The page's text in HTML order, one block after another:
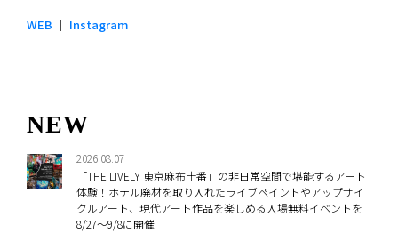
WEB ｜ Instagram
NEW
2026.08.07
「THE LIVELY 東京麻布十番」の非日常空間で堪能するアート
体験！ホテル廃材を取り入れたライブペイントやアップサイ
クルアート、現代アート作品を楽しめる入場無料イベントを
8/27～9/8に開催